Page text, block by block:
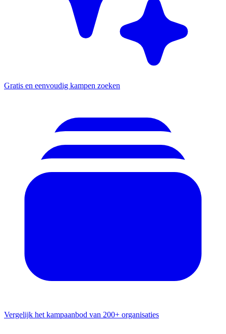
Gratis en eenvoudig kampen zoeken
Vergelijk het kampaanbod van 200+ organisaties